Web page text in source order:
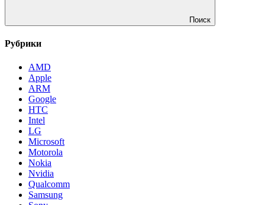
Поиск
Рубрики
AMD
Apple
ARM
Google
HTC
Intel
LG
Microsoft
Motorola
Nokia
Nvidia
Qualcomm
Samsung